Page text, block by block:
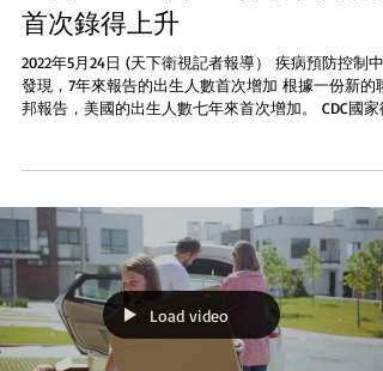
首次錄得上升
2022年5月24日 (天下衛視記者報導） 疾病預防控制中
發現，7年來報告的出生人數首次增加 根據一份新的聯
邦報告，美國的出生人數七年來首次增加。 CDC國家
Load video